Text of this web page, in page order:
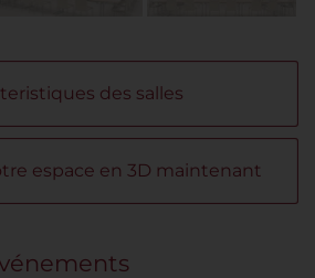
des salles
espace en 3D maintenant